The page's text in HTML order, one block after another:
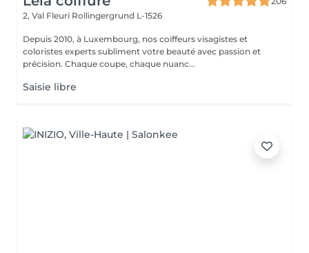
2, Val Fleuri Rollingergrund L-1526
Depuis 2010, à Luxembourg, nos coiffeurs visagistes et
coloristes experts subliment votre beauté avec passion et
précision. Chaque coupe, chaque nuanc...
Saisie libre